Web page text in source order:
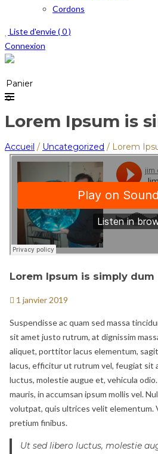
Cordons
Liste d'envie (0)
Connexion
Panier
0
Lorem Ipsum is
Accueil / Uncategorized / Lorem
Lorem Ipsum is simply dum
1 janvier 2019
Suspendisse ac quam sed massa
sit amet justo rutrum, at dignissim
aliquet, porttitor lacus elementum,
lacus, efficitur ut rutrum vel, feugiat sit
luctus, molestie augue et, vehicula
mauris, in accumsan ipsum mollis vel.
volutpat, quis ultrices velit elementum.
pretium finibus.
Ut sed libero luctus, molestie